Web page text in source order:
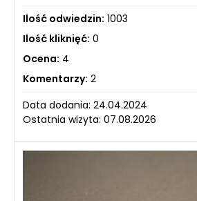
Ilość odwiedzin: 1003
Ilość kliknięć: 0
Ocena: 4
Komentarzy: 2
Data dodania: 24.04.2024
Ostatnia wizyta: 07.08.2026